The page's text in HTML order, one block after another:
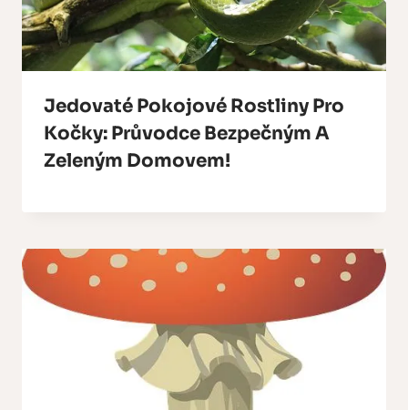
Jedovaté Pokojové Rostliny Pro
Kočky: Průvodce Bezpečným A
Zeleným Domovem!